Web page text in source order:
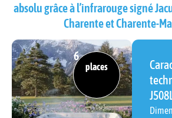
absolu grâce à l’infrarouge signé
Charente et Charente-
6
places